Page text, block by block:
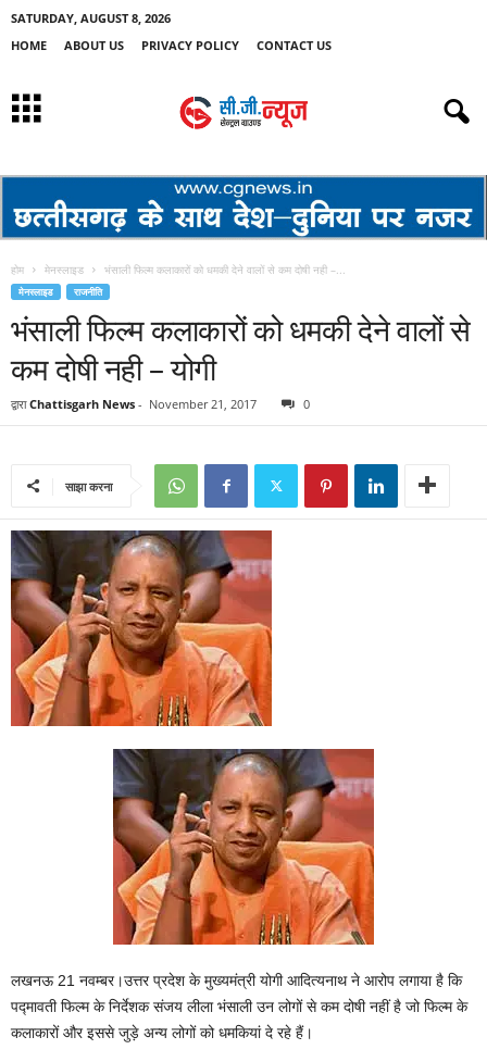
SATURDAY, AUGUST 8, 2026
HOME
ABOUT US PRIVACY POLICY CONTACT US
होम मेनस्लाइड भंसाली फिल्म कलाकारों को धमकी देने वालों से कम दोषी नही –...
मेनस्लाइड राजनीति
भंसाली फिल्म कलाकारों को धमकी देने वालों से
कम दोषी नही – योगी
द्वारा Chattisgarh News - November 21, 2017 0
साझा करना
लखनऊ 21 नवम्बर।उत्तर प्रदेश के मुख्यमंत्री योगी आदित्‍यनाथ ने आरोप लगाया है कि
पद्मावती फिल्म के निर्देशक संजय लीला भंसाली उन लोगों से कम दोषी नहीं है जो फिल्म के
कलाकारों और इससे जुड़े अन्य लोगों को धमकियां दे रहे हैं।